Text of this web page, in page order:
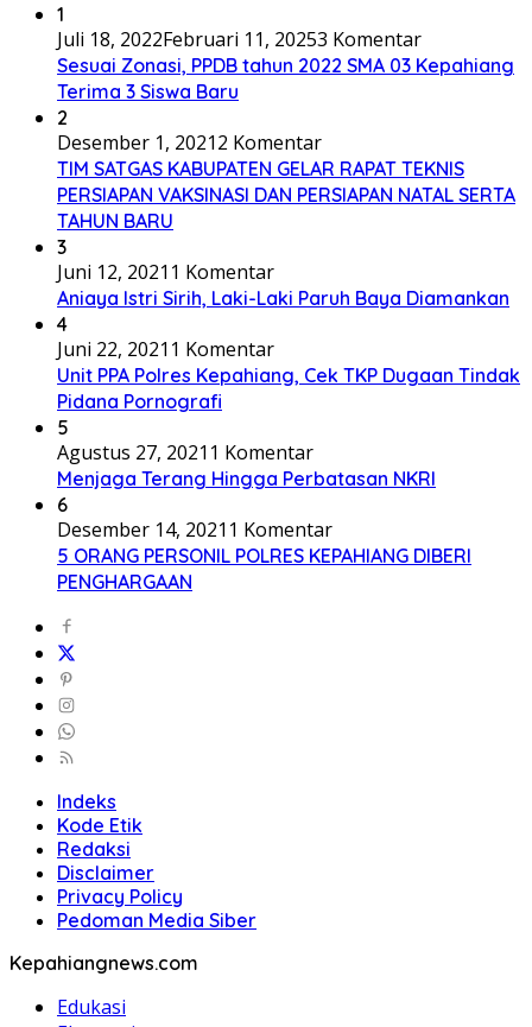
1
Juli 18, 2022Februari 11, 20253 Komentar
Sesuai Zonasi, PPDB tahun 2022 SMA 03 Kepahiang
Terima 3 Siswa Baru
2
Desember 1, 20212 Komentar
TIM SATGAS KABUPATEN GELAR RAPAT TEKNIS
PERSIAPAN VAKSINASI DAN PERSIAPAN NATAL SERTA
TAHUN BARU
3
Juni 12, 2021 1 Komentar
Aniaya Istri Sirih, Laki-Laki Paruh Baya Diamankan
4
Juni 22, 2021 1 Komentar
Unit PPA Polres Kepahiang, Cek TKP Dugaan Tindak
Pidana Pornografi
5
Agustus 27, 2021 1 Komentar
Menjaga Terang Hingga Perbatasan NKRI
6
Desember 14, 2021 1 Komentar
5 ORANG PERSONIL POLRES KEPAHIANG DIBERI
PENGHARGAAN
Indeks
Kode Etik
Redaksi
Disclaimer
Privacy Policy
Pedoman Media Siber
Kepahiangnews.com
Edukasi